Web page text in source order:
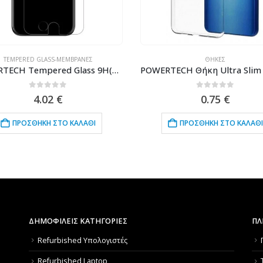
TEMPERED GLASS-ΜΕΜΒΡΆΝΕΣ
POWERTECH Tempered Glass 9H(0.33MM), για iphone 7
4.02 €
ΠΡΟΣΘΉΚΗ ΣΤΟ ΚΑΛΆΘΙ
ΘΉΚΕΣ
0.75 €
ΠΡΟΣΘΉΚΗ ΣΤΟ ΚΑΛΆΘΙ
ΔΗΜΟΦΙΛΕΙΣ ΚΑΤΗΓΟΡΙΕΣ
Refurbished Υπολογιστές